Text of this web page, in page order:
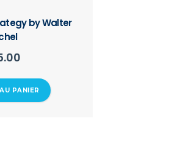
by Walter
PANIER